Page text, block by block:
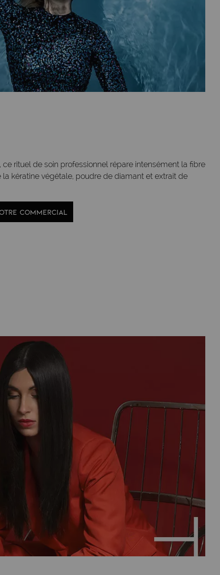
rituel de soin professionnel répare intensément la fibre
kératine végétale, poudre de diamant et extrait de
COMMERCIAL